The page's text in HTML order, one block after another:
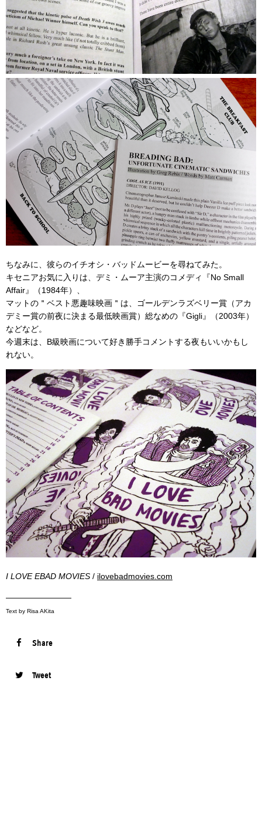
ちなみに、彼らのイチオシ・バッドムービーを尋ねてみた。
キセニアお気に入りは、デミ・ムーア主演のコメディ『No Small
Affair』（1984年）、
マットの＂ベスト悪趣味映画＂は、ゴールデンラズベリー賞（アカ
デミー賞の前夜に決まる最低映画賞）総なめの『Gigli』（2003年）
などなど。
今週末は、B級映画について好き勝手コメントする夜もいいかもし
れない。
I LOVE EBAD MOVIES / ilovebadmovies.com
————————
Text by Risa AKita
Share
Tweet